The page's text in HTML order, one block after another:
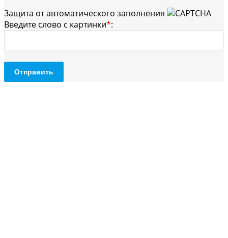
Защита от автоматического заполнения
Введите слово с картинки*:
Отправить